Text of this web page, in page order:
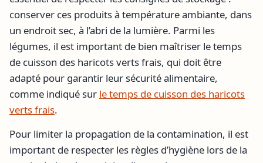
conserver ces produits à température ambiante, dans
un endroit sec, à l’abri de la lumière. Parmi les
légumes, il est important de bien maîtriser le temps
de cuisson des haricots verts frais, qui doit être
adapté pour garantir leur sécurité alimentaire,
comme indiqué sur le temps de cuisson des haricots
verts frais.
Pour limiter la propagation de la contamination, il est
important de respecter les règles d’hygiène lors de la